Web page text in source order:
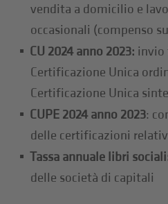
vendita a domicilio e
occasionali (compenso
CU 2024 anno 2023: invio
Certificazione Unica
Certificazione Unica
CUPE 2024 anno 2023:
delle certificazioni
Tassa annuale libri
delle società di capitali